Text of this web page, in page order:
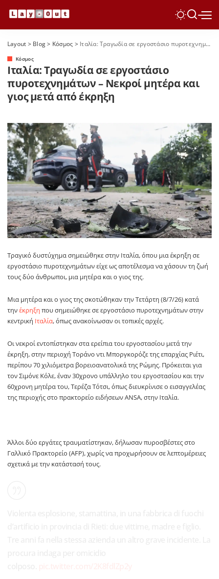
Layout > Blog> Κόσμος > Ιταλία: Τραγωδία σε εργοστάσιο πυροτεχνημάτων – Νεκροί μητέρα και γιος μετά από έκρηξη
Κόσμος
Ιταλία: Τραγωδία σε εργοστάσιο
πυροτεχνημάτων – Νεκροί μητέρα και
γιος μετά από έκρηξη
Τραγικό δυστύχημα σημειώθηκε στην Ιταλία, όπου μια έκρηξη σε
εργοστάσιο πυροτεχνημάτων είχε ως αποτέλεσμα να χάσουν τη ζωή
τους δύο άνθρωποι, μια μητέρα και ο γιος της.
Μια μητέρα και ο γιος της σκοτώθηκαν την Τετάρτη (8/7/26) κατά
τηνέκρηξη που σημειώθηκε σε εργοστάσιο πυροτεχνημάτων στην
κεντρική Ιταλία, όπως ανακοίνωσαν οι τοπικές αρχές.
Οι νεκροί εντοπίστηκαν στα ερείπια του εργοστασίου μετά την
έκρηξη, στην περιοχή Τοράνο ντι Μποργκορόζε της επαρχίας Ριέτι,
περίπου 70 χιλιόμετρα βορειοανατολικά της Ρώμης. Πρόκειται για
τον Σιμόνε Κόλε, έναν 30χρονο υπάλληλο του εργοστασίου και την
60χρονη μητέρα του, Τερέζα Τότσι, όπως διευκρίνισε ο εισαγγελέας
της περιοχής στο πρακτορείο ειδήσεων ANSA, στην Ιταλία.
Άλλοι δύο εργάτες τραυματίστηκαν, δήλωσαν πυροσβέστες στο
Γαλλικό Πρακτορείο (AFP), χωρίς να προχωρήσουν σε λεπτομέρειες
σχετικά με την κατάστασή τους.